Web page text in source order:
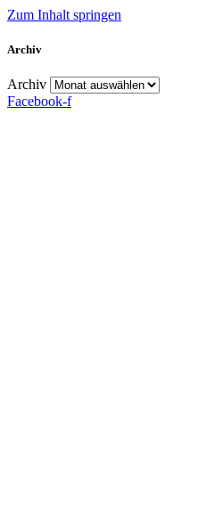
Zum Inhalt springen
Archiv
Archiv
Facebook-f